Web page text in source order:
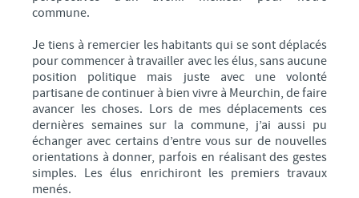
commune.
Je tiens à remercier les habitants qui se sont déplacés
pour commencer à travailler avec les élus, sans aucune
position politique mais juste avec une volonté
partisane de continuer à bien vivre à Meurchin, de faire
avancer les choses. Lors de mes déplacements ces
dernières semaines sur la commune, j’ai aussi pu
échanger avec certains d’entre vous sur de nouvelles
orientations à donner, parfois en réalisant des gestes
simples. Les élus enrichiront les premiers travaux
menés.